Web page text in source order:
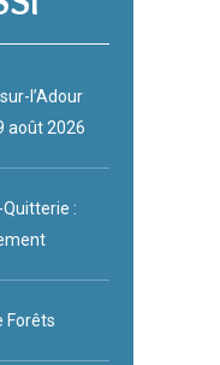
l’Adour
août 2026
:
Forêts